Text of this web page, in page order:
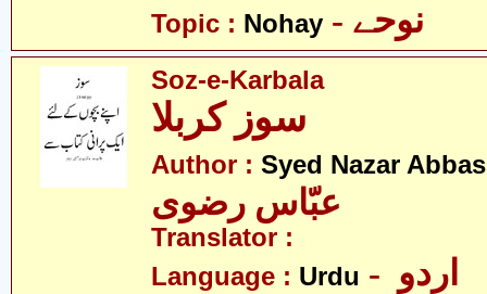
Topic : Nohay
Soz-e-Karbala
Author : Syed Nazar
عبّاس رضوی
Translator :
Language : Urdu